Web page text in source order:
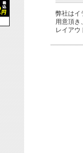
弊社はイ
用意頂き
レイアウ